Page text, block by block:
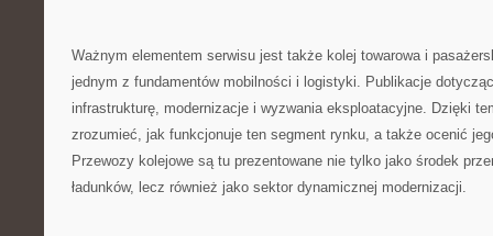
Ważnym elementem serwisu jest także kolej towarowa i
jednym z fundamentów mobilności i logistyki. Publikacje
infrastrukturę, modernizacje i wyzwania eksploatacyjne. Dzięki
zrozumieć, jak funkcjonuje ten segment rynku, a także ocenić
Przewozy kolejowe są tu prezentowane nie tylko jako środek
ładunków, lecz również jako sektor dynamicznej modernizacji.